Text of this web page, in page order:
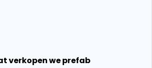
verkopen we prefab